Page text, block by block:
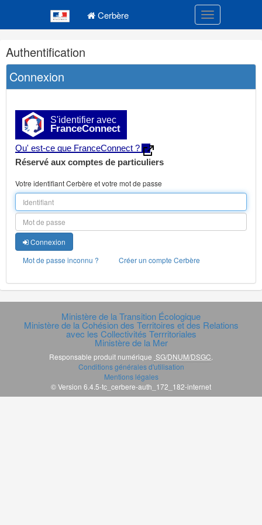
Cerbère Toggle
Navigation
et
outils
annexes
Authentification
Connexion
S'identifier avec
FranceConnect
Qu' est-ce que FranceConnect ?
Réservé aux comptes de particuliers
Votre identifiant Cerbère et votre mot de passe
Connexion
Mot de passe inconnu ?
Créer un compte Cerbère
Ministère de la Transition Écologique
Ministère de la Cohésion des Territoires et des Relations
avec les Collectivités Terrritoriales
Ministère de la Mer
Responsable produit numérique SG/DNUM/DSGC.
Conditions générales d'utilisation
Mentions légales
© Version 6.4.5-tc_cerbere-auth_172_182-internet